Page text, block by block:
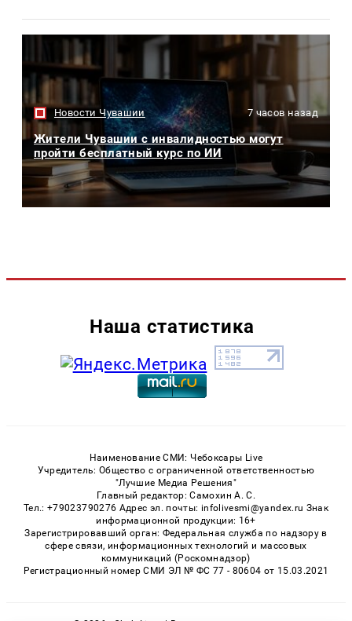
Новости Чувашии 7 часов назад
Жители Чувашии с инвалидностью могут
пройти бесплатный курс по ИИ
Наша статистика
Наименование СМИ: Чебоксары Live
Учредитель: Общество с ограниченной ответственностью
"Лучшие Медиа Решения"
Главный редактор: Самохин А. С.
Тел.: +79023790276 Адрес эл. почты: infolivesmi@yandex.ru Знак
информационной продукции: 16+
Зарегистрировавший орган: Федеральная служба по надзору в
сфере связи, информационных технологий и массовых
коммуникаций (Роскомнадзор)
Регистрационный номер СМИ ЭЛ № ФС 77 - 80604 от 15.03.2021